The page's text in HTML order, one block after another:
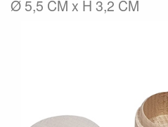
Ø 5,5 CM x H 3,2 CM